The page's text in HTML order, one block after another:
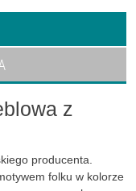
z
producenta.
folku w kolorze